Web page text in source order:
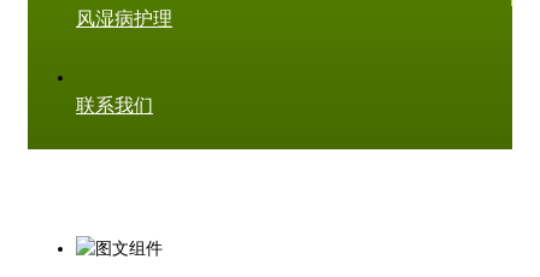
风湿病护理
联系我们